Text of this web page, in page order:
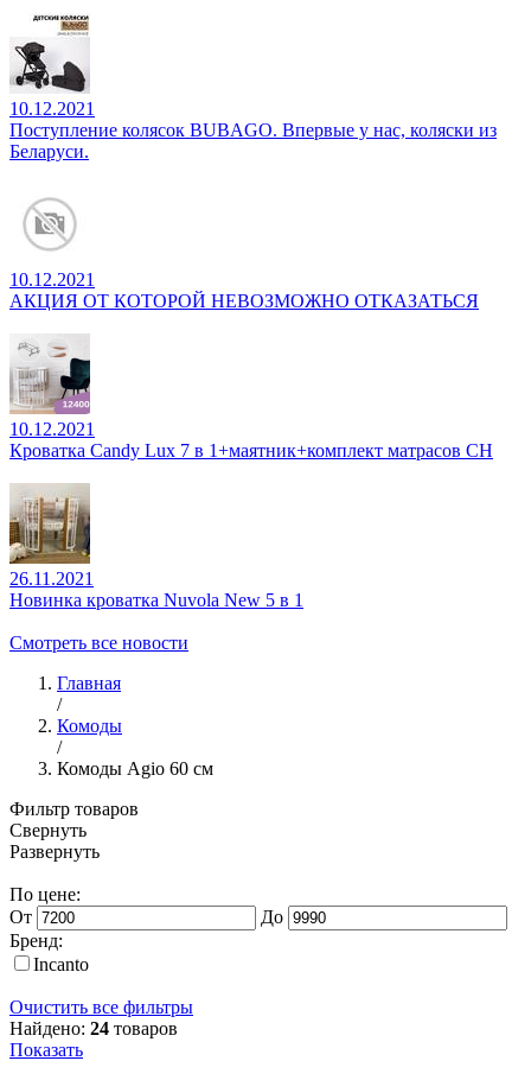
10.12.2021
Поступление колясок BUBAGO. Впервые у нас, коляски из
Беларуси.
10.12.2021
АКЦИЯ ОТ КОТОРОЙ НЕВОЗМОЖНО ОТКАЗАТЬСЯ
10.12.2021
Кроватка Candy Lux 7 в 1+маятник+комплект матрасов CH
26.11.2021
Новинка кроватка Nuvola New 5 в 1
Смотреть все новости
Главная
/
Комоды
/
Комоды Agio 60 см
Фильтр товаров
Свернуть
Развернуть
По цене:
От
До
Бренд:
Incanto
Очистить все фильтры
Найдено: 24 товаров
Показать